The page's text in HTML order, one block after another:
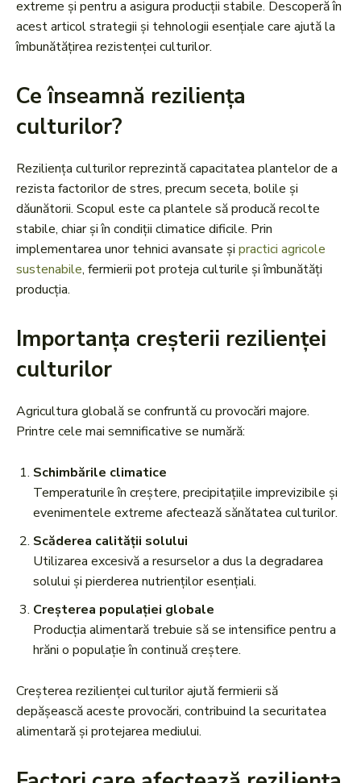
extreme și pentru a asigura producții stabile. Descoperă în
acest articol strategii și tehnologii esențiale care ajută la
îmbunătățirea rezistenței culturilor.
Ce înseamnă reziliența
culturilor?
Reziliența culturilor reprezintă capacitatea plantelor de a
rezista factorilor de stres, precum seceta, bolile și
dăunătorii. Scopul este ca plantele să producă recolte
stabile, chiar și în condiții climatice dificile. Prin
implementarea unor tehnici avansate și practici agricole
sustenabile, fermierii pot proteja culturile și îmbunătăți
producția.
Importanța creșterii rezilienței
culturilor
Agricultura globală se confruntă cu provocări majore.
Printre cele mai semnificative se numără:
Schimbările climatice
Temperaturile în creștere, precipitațiile imprevizibile și
evenimentele extreme afectează sănătatea culturilor.
Scăderea calității solului
Utilizarea excesivă a resurselor a dus la degradarea
solului și pierderea nutrienților esențiali.
Creșterea populației globale
Producția alimentară trebuie să se intensifice pentru a
hrăni o populație în continuă creștere.
Creșterea rezilienței culturilor ajută fermierii să
depășească aceste provocări, contribuind la securitatea
alimentară și protejarea mediului.